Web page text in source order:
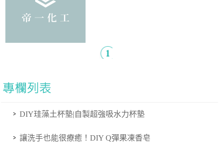
DIY珪藻土杯墊|自製超強吸水力杯墊
讓洗手也能很療癒！DIY Q彈果凍香皂